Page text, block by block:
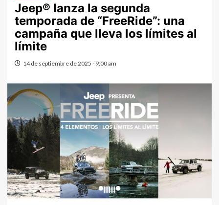
Jeep® lanza la segunda
temporada de “FreeRide”: una
campaña que lleva los límites al
límite
14 de septiembre de 2025 - 9:00 am